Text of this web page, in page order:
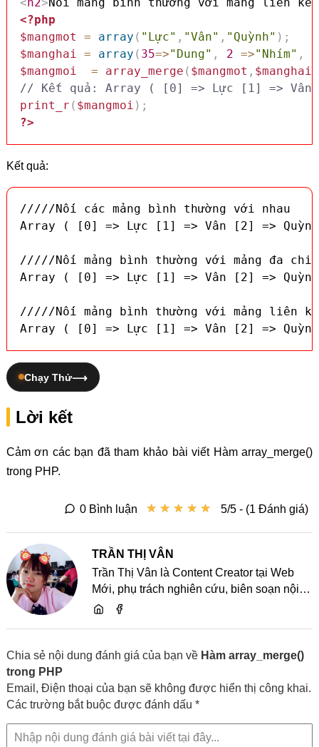
<?php
$mangmot
= array ( "Lực" , "Vân" , "Quỳnh" ) ;
$manghai = array ( 35=>"Dung" , 2 =>"Nhím" ,
$mangmoi
= array_merge ( $mangmot , $manghai
// Kết quả: Array ( [0] => Lực [1] => Vân
print_r ( $mangmoi ) ;
?>
Kết quả:
/////Nối các mảng bình thường với nhau
Array ( [0] => Lực [1] => Vân [2] =>
/////Nối mảng bình thường với mảng đa
Array ( [0] => Lực [1] => Vân [2] =>
/////Nối mảng bình thường với mảng liên
Array ( [0] => Lực [1] => Vân [2] =>
Chạy Thử
Lời kết
Cảm ơn các bạn đã tham khảo bài viết Hàm array_merge()
trong PHP.
★ ★ ★ ★ ★
★ ★ ★ ★ ★ 5/5 - (1 Đánh giá)
0 Bình luận
TRẦN THỊ VÂN
Trần Thị Vân là Content Creator tại Web
Mới, phụ trách nghiên cứu, biên soạn nội
dung và chia sẻ kiến thức về website, SEO,
Chia sẻ nội dung đánh giá của bạn về Hàm array_merge()
trong PHP
Email, Điện thoại của bạn sẽ không được hiển thị công khai.
Các trường bắt buộc được đánh dấu *